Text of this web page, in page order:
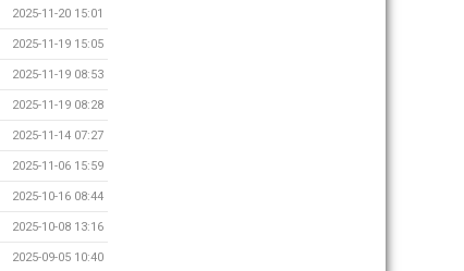
2025-11-20 15:01
2025-11-19 15:05
2025-11-19 08:53
2025-11-19 08:28
2025-11-14 07:27
2025-11-06 15:59
2025-10-16 08:44
2025-10-08 13:16
2025-09-05 10:40